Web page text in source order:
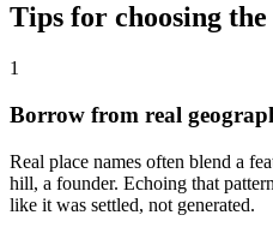
Tips for choosing
1
Borrow from real
Real place names often blend a
hill, a founder. Echoing that
like it was settled, not generated.